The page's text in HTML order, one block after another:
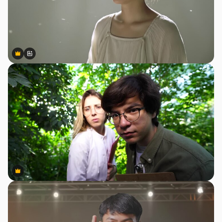
Premium
Premium
สร้างขึ้นโดย AI
Premium
Premium